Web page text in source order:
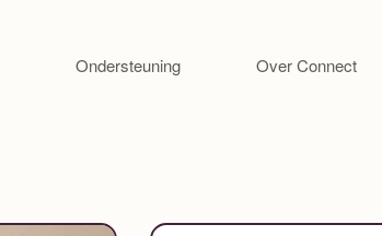
Ondersteuning Over Connect